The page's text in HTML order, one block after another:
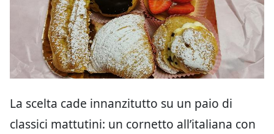
La scelta cade innanzitutto su un paio di
classici mattutini: un cornetto all’italiana con